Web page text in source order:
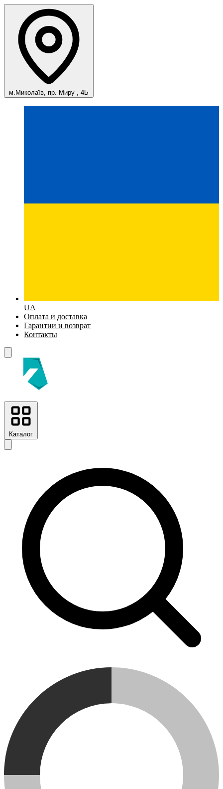
м.Миколаїв, пр. Миру , 4Б
UA
Оплата и доставка
Гарантии и возврат
Контакты
Каталог